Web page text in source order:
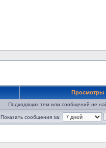
Просмотры
Подходящих тем или сообщений не
Показать сообщения за: